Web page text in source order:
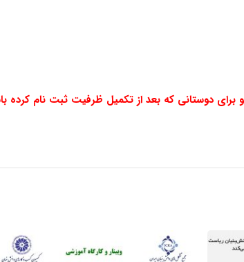
دوستانی که بعد از تکمیل ظرفیت ثبت نام کرده